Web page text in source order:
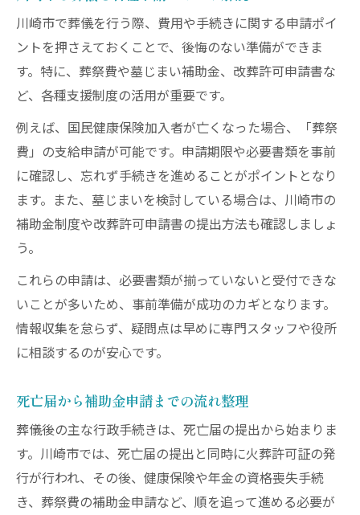
川崎市で葬儀を行う際、費用や手続きに関する申請ポイ
ントを押さえておくことで、後悔のない準備ができま
す。特に、葬祭費や墓じまい補助金、改葬許可申請書な
ど、各種支援制度の活用が重要です。
例えば、国民健康保険加入者が亡くなった場合、「葬祭
費」の支給申請が可能です。申請期限や必要書類を事前
に確認し、忘れず手続きを進めることがポイントとなり
ます。また、墓じまいを検討している場合は、川崎市の
補助金制度や改葬許可申請書の提出方法も確認しましょ
う。
これらの申請は、必要書類が揃っていないと受付できな
いことが多いため、事前準備が成功のカギとなります。
情報収集を怠らず、疑問点は早めに専門スタッフや役所
に相談するのが安心です。
死亡届から補助金申請までの流れ整理
葬儀後の主な行政手続きは、死亡届の提出から始まりま
す。川崎市では、死亡届の提出と同時に火葬許可証の発
行が行われ、その後、健康保険や年金の資格喪失手続
き、葬祭費の補助金申請など、順を追って進める必要が